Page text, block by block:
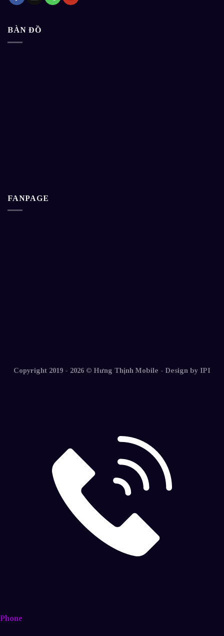
BÀN ĐỒ
FANPAGE
Copyright 2019 - 2026 © Hưng Thịnh Mobile - Design by IPI
Phone